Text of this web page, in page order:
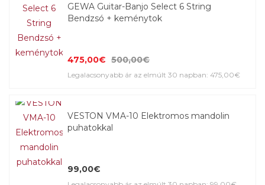
GEWA Guitar-Banjo Select 6 String
Bendzsó + keménytok
475,00€ 500,00€
Legalacsonyabb ár az elmúlt 30 napban: 475,00€
VESTON VMA-10 Elektromos mandolin
puhatokkal
99,00€